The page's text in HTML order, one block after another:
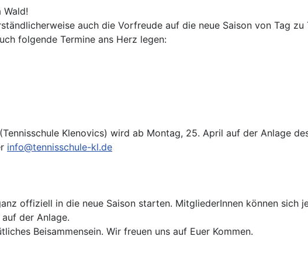
Wald!
auch die Vorfreude auf die neue Saison von Tag
folgende Termine ans Herz legen:
Klenovics) wird ab Montag, 25. April auf der Anlage
info@tennisschule-kl.de
offiziell in die neue Saison starten. MitgliederInnen können sich
der Anlage.
Beisammensein. Wir freuen uns auf Euer Kommen.